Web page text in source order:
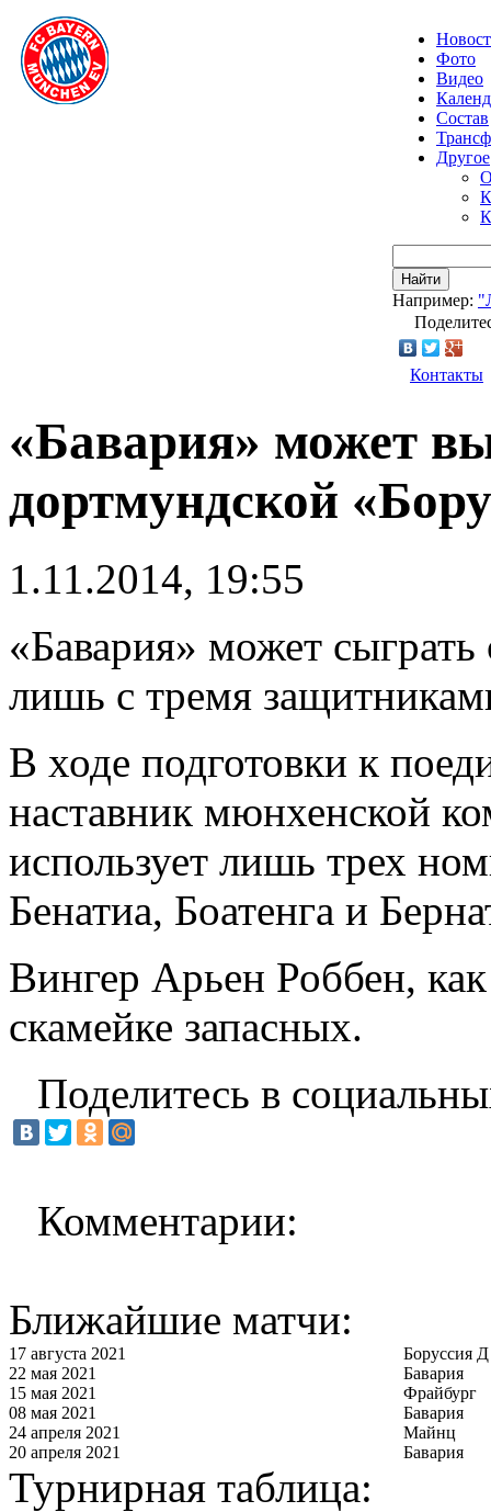
Фото
Видео
Состав
Другое
Найти
Например:
Контакты
«Бавария» может
дортмундской
1.11.2014, 19:55
«Бавария» может
лишь с тремя
В ходе подготовки к
наставник мюнхенской
использует лишь трех
Бенатиа, Боатенга и
Вингер Арьен Роббен,
скамейке запасных.
Поделитесь в
Комментарии:
Ближайшие матчи:
17 августа 2021
Боруссия Д
22 мая 2021
Бавария
15 мая 2021
Фрайбург
08 мая 2021
Бавария
24 апреля 2021
Майнц
20 апреля 2021
Бавария
Турнирная таблица: